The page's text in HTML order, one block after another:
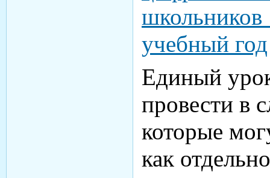
учебный год
Единый
провести в
которые
как